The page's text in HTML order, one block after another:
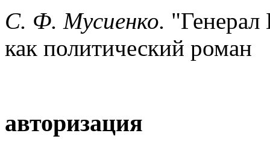
С. Ф. Мусиенко.
как политический роман
авторизация